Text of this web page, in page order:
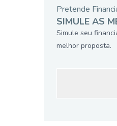
Pretende
SIMULE AS
Simule seu
melhor proposta.